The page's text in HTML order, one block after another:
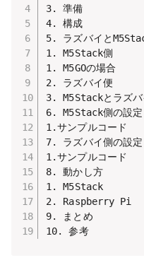
3. 準備
4. 構成
5. ラズバイと
1. M5Stack側
1. M5GOの場合
2. ラズバイ便
3. M5Stackとラズバ
6. M5Stack側の設定
1.サンプルコード
7. ラズバイ側の設定
1.サンプルコード
8. 動かし方
1. M5Stack
2. Raspberry Pi
9. まとめ
10. 参考